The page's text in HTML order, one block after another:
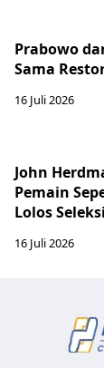
Prabowo
Sama
16 Juli 2026
John
Pemain
Lolos
16 Juli 2026